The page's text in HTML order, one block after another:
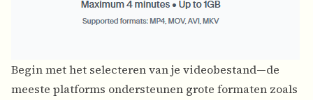
Begin met het selecteren van je videobestand—de
meeste platforms ondersteunen grote formaten zoals